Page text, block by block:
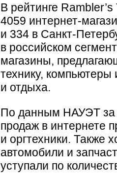
В рейтинге
4059 интернет-
и 334 в Санкт-
в российском
магазины,
технику,
и отдыха.
По данным НАУЭТ за
продаж в интернете
и оргтехники. Также
автомобили и
уступали по